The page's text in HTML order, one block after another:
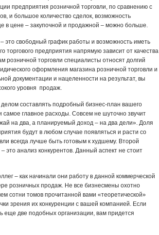
предприятия розничной торговли, по сравнению с
и большое количество сделок, возможность
в цене – закупочной и продажной – можно больше.
это свободный график работы и возможность иметь
торгового предприятия напрямую зависит от качества
торговли специалисты относят долгий
оформления магазина розничной торговли и
документации и нацеленности на результат, вы
уровня продаж.
составлять подробный бизнес-план вашего
главное расходы. Совсем не шуточно звучит
на два, а планируемый доход – на два дели». Доля
будут в любом случае появляться и расти со
всегда лучше быть готовым к худшему. Второй
это анализ конкурентов. Данный аспект не стоит
– как начинали они работу в данной коммерческой
розничных продаж. Не все бизнесмены охотно
сотни томов прочитанной вами «теоретической»
зрения их конкуренции с вашей компанией. Если
еще две подобных организации, вам придется